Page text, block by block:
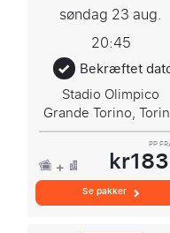
søndag 23 aug.
20:45
Bekræftet
Stadio Olimpico
Grande Torino,
PP
Se pakker